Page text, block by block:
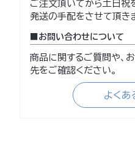
ご注文頂いてから土日祝
発送の手配をさせて頂き
お問い合わせについて
商品に関するご質問や、
先をご確認ください。
よくあ